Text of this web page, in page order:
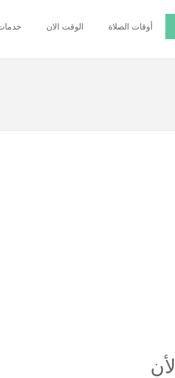
أوقات الصلاة الوقت الان